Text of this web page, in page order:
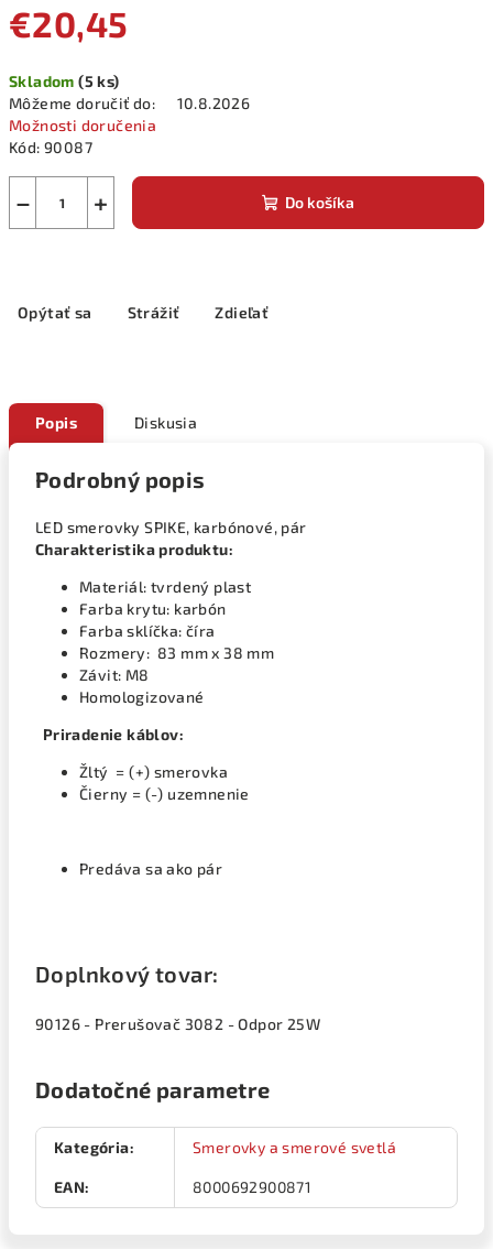
€20,45
cena:
Skladom(5 ks)
Môžeme doručiť do:
10.8.2026
Možnosti doručenia
Kód: 90087
+
− Do košíka
Opýtať sa Strážiť Zdieľať
Popis Diskusia
Podrobný popis
LED smerovky SPIKE, karbónové, pár
Charakteristika produktu:
Materiál: tvrdený plast
Farba krytu: karbón
Farba sklíčka: číra
Rozmery: 83 mm x 38 mm
Závit: M8
Homologizované
Priradenie káblov:
Žltý = (+) smerovka
Čierny = (-) uzemnenie
Predáva sa ako pár
Doplnkový tovar:
90126 - Prerušovač 3082 - Odpor 25W
Dodatočné parametre
Kategória: Smerovky a smerové svetlá
EAN: 8000692900871